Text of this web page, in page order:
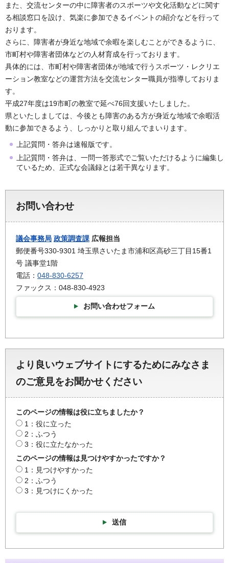
また、交流センターの中に障害者のスポーツや文化活動などに関す
る相談窓口を設け、気楽に参加できるイベントの紹介などを行って
おります。
さらに、障害者が身近な地域で余暇を楽しむことができるように、
市町村や障害者団体などの人材育成を行っております。
具体的には、市町村や障害者団体が地域で行うスポーツ・レクリエ
ーション教室などの運営方法を交流センター職員が指導しておりま
す。
平成27年度は19市町の教室で延べ76回支援いたしました。
県といたしましては、今後とも障害のある方が身近な地域で余暇活
動に参加できるよう、しっかりと取り組んでまいります。
上記質問・答弁は速報版です。
上記質問・答弁は、一問一答形式でご覧いただけるように編集し
ているため、正式な会議録とは若干異なります。
お問い合わせ
議会事務局 政策調査課 広報担当
郵便番号330-9301 埼玉県さいたま市浦和区高砂三丁目15番1
号 議事堂1階
電話： 048-830-6257
ファックス：048-830-4923
お問い合わせフォーム
より良いウェブサイトにするためにみなさま
のご意見をお聞かせください
このページの情報は役に立ちましたか？
1：役に立った
2：ふつう
3：役に立たなかった
このページの情報は見つけやすかったですか？
1：見つけやすかった
2：ふつう
3：見つけにくかった
送信